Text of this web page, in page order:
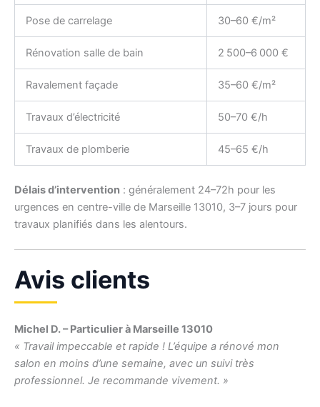
Pose de carrelage 30–60 €/m²
Rénovation salle de bain 2 500–6 000 €
Ravalement façade 35–60 €/m²
Travaux d’électricité 50–70 €/h
Travaux de plomberie 45–65 €/h
Délais d’intervention : généralement 24–72h pour les
urgences en centre-ville de Marseille 13010, 3–7 jours pour
travaux planifiés dans les alentours.
Avis clients
Michel D. – Particulier à Marseille 13010
« Travail impeccable et rapide ! L’équipe a rénové mon
salon en moins d’une semaine, avec un suivi très
professionnel. Je recommande vivement. »